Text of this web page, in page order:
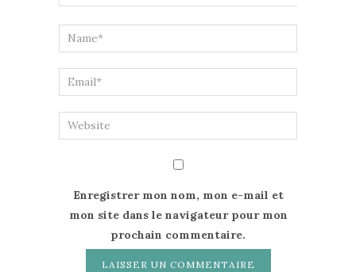
Enregistrer mon nom, mon e-mail et
mon site dans le navigateur pour mon
prochain commentaire.